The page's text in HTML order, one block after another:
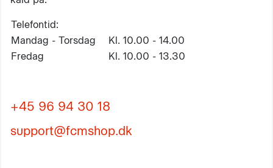
Telefontid:
Mandag - Torsdag
Kl. 10.00 - 14.00
Fredag
Kl. 10.00 - 13.30
+45 96 94 30 18
support@fcmshop.dk